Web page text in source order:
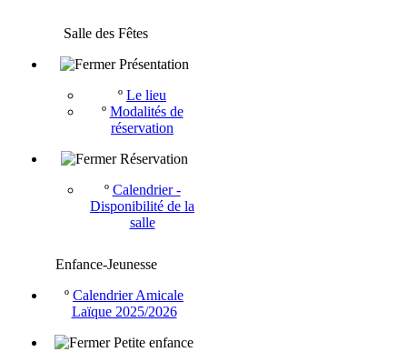
Salle des Fêtes
Présentation
º Le lieu
º Modalités de
réservation
Réservation
º Calendrier -
Disponibilité de la
salle
Enfance-Jeunesse
º Calendrier Amicale
Laïque 2025/2026
Petite enfance